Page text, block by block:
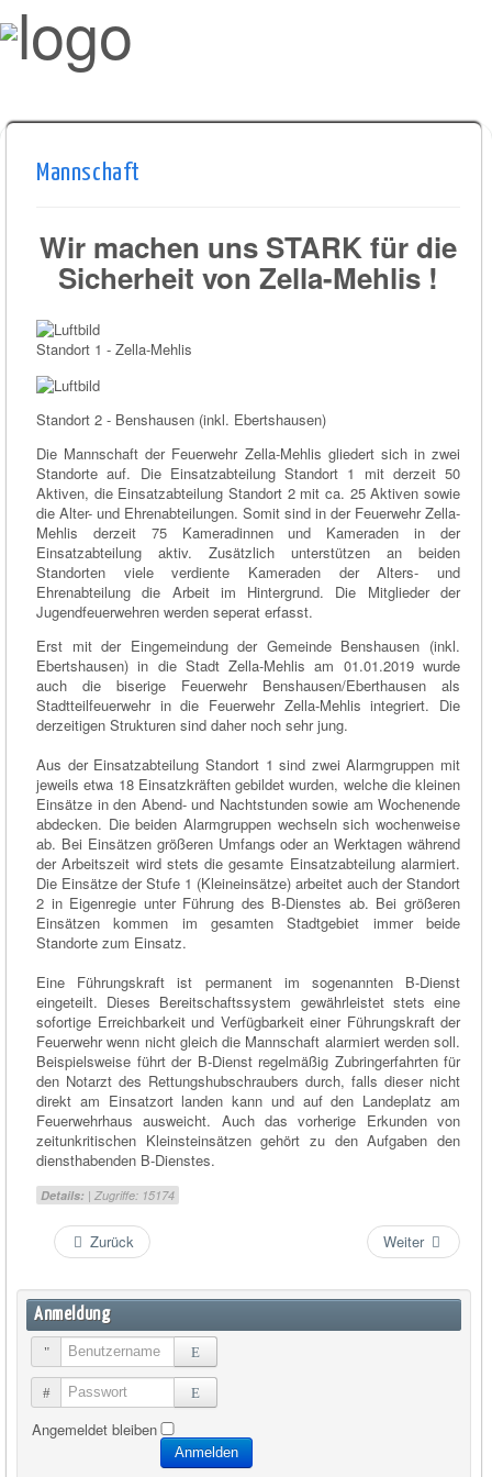
Mannschaft
Wir machen uns STARK für die
Sicherheit von Zella-Mehlis !
Standort 1 - Zella-Mehlis
Standort 2 - Benshausen (inkl. Ebertshausen)
Die Mannschaft der Feuerwehr Zella-Mehlis gliedert sich in zwei
Standorte auf. Die Einsatzabteilung Standort 1 mit derzeit 50
Aktiven, die Einsatzabteilung Standort 2 mit ca. 25 Aktiven sowie
die Alter- und Ehrenabteilungen. Somit sind in der Feuerwehr Zella-
Mehlis derzeit 75 Kameradinnen und Kameraden in der
Einsatzabteilung aktiv. Zusätzlich unterstützen an beiden
Standorten viele verdiente Kameraden der Alters- und
Ehrenabteilung die Arbeit im Hintergrund. Die Mitglieder der
Jugendfeuerwehren werden seperat erfasst.
Erst mit der Eingemeindung der Gemeinde Benshausen (inkl.
Ebertshausen) in die Stadt Zella-Mehlis am 01.01.2019 wurde
auch die biserige Feuerwehr Benshausen/Eberthausen als
Stadtteilfeuerwehr in die Feuerwehr Zella-Mehlis integriert. Die
derzeitigen Strukturen sind daher noch sehr jung.
Aus der Einsatzabteilung Standort 1 sind zwei Alarmgruppen mit
jeweils etwa 18 Einsatzkräften gebildet wurden, welche die kleinen
Einsätze in den Abend- und Nachtstunden sowie am Wochenende
abdecken. Die beiden Alarmgruppen wechseln sich wochenweise
ab. Bei Einsätzen größeren Umfangs oder an Werktagen während
der Arbeitszeit wird stets die gesamte Einsatzabteilung alarmiert.
Die Einsätze der Stufe 1 (Kleineinsätze) arbeitet auch der Standort
2 in Eigenregie unter Führung des B-Dienstes ab. Bei größeren
Einsätzen kommen im gesamten Stadtgebiet immer beide
Standorte zum Einsatz.
Eine Führungskraft ist permanent im sogenannten B-Dienst
eingeteilt. Dieses Bereitschaftssystem gewährleistet stets eine
sofortige Erreichbarkeit und Verfügbarkeit einer Führungskraft der
Feuerwehr wenn nicht gleich die Mannschaft alarmiert werden soll.
Beispielsweise führt der B-Dienst regelmäßig Zubringerfahrten für
den Notarzt des Rettungshubschraubers durch, falls dieser nicht
direkt am Einsatzort landen kann und auf den Landeplatz am
Feuerwehrhaus ausweicht. Auch das vorherige Erkunden von
zeitunkritischen Kleinsteinsätzen gehört zu den Aufgaben den
diensthabenden B-Dienstes.
Details: | Zugriffe: 15174
Zurück Weiter
Anmeldung
Benutzername
Passwort
Angemeldet bleiben
Anmelden